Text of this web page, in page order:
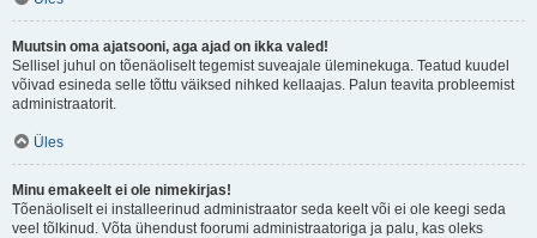
Muutsin oma ajatsooni, aga ajad on ikka valed!
Sellisel juhul on tõenäoliselt tegemist suveajale üleminekuga. Teatud kuudel
võivad esineda selle tõttu väiksed nihked kellaajas. Palun teavita probleemist
administraatorit.
Üles
Minu emakeelt ei ole nimekirjas!
Tõenäoliselt ei installeerinud administraator seda keelt või ei ole keegi seda
veel tõlkinud. Võta ühendust foorumi administraatoriga ja palu, kas oleks